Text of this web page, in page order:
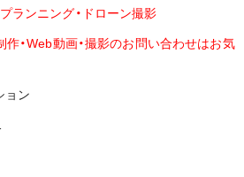
ランニング・ドローン撮影
作・Web動画・撮影のお問い合わせはお気
ョン